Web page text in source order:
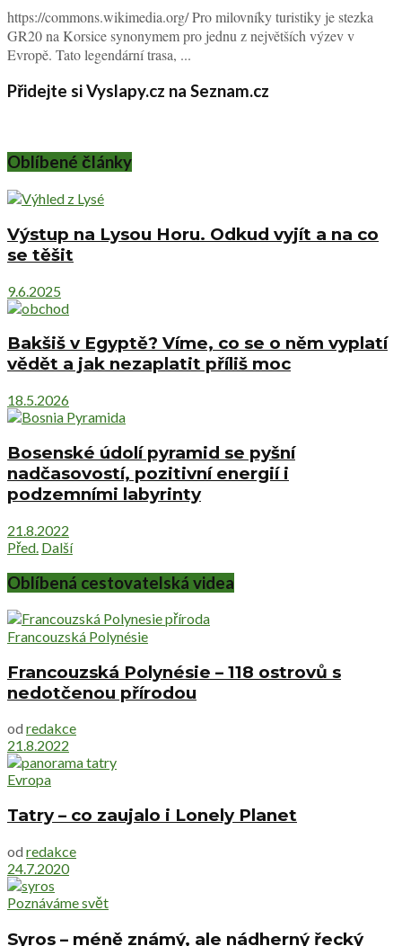
https://commons.wikimedia.org/ Pro milovníky turistiky je stezka
GR20 na Korsice synonymem pro jednu z největších výzev v
Evropě. Tato legendární trasa, ...
Přidejte si Vyslapy.cz na Seznam.cz
Oblíbené články
Výstup na Lysou Horu. Odkud vyjít a na co
se těšit
9.6.2025
Bakšiš v Egyptě? Víme, co se o něm vyplatí
vědět a jak nezaplatit příliš moc
18.5.2026
Bosenské údolí pyramid se pyšní
nadčasovostí, pozitivní energií i
podzemními labyrinty
21.8.2022
Před. Další
Oblíbená cestovatelská videa
Francouzská Polynésie
Francouzská Polynésie – 118 ostrovů s
nedotčenou přírodou
od redakce
21.8.2022
Evropa
Tatry – co zaujalo i Lonely Planet
od redakce
24.7.2020
Poznáváme svět
Syros – méně známý, ale nádherný řecký